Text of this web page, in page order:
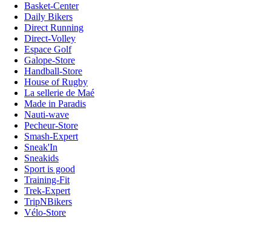
Basket-Center
Daily Bikers
Direct Running
Direct-Volley
Espace Golf
Galope-Store
Handball-Store
House of Rugby
La sellerie de Maé
Made in Paradis
Nauti-wave
Pecheur-Store
Smash-Expert
Sneak'In
Sneakids
Sport is good
Training-Fit
Trek-Expert
TripNBikers
Vélo-Store